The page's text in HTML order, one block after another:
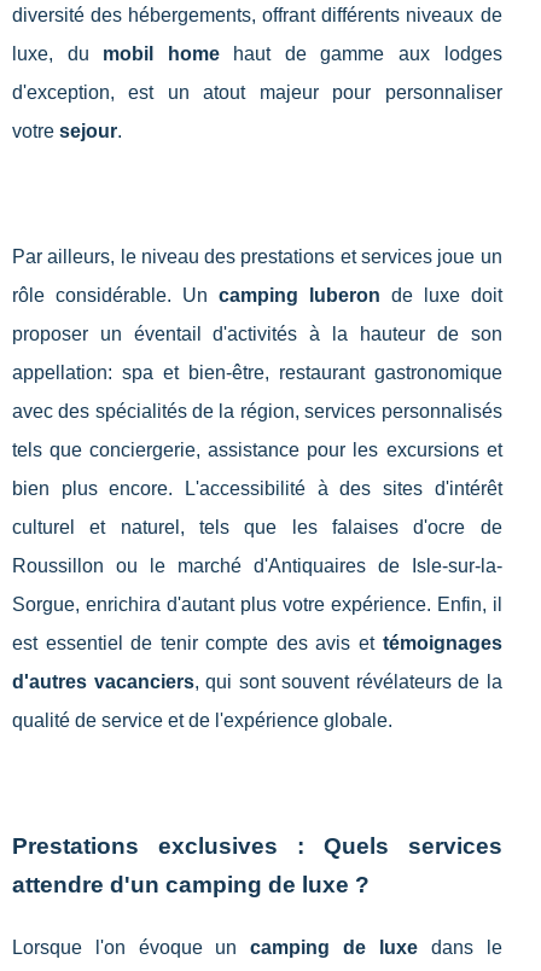
diversité des hébergements, offrant différents niveaux de
luxe, du mobil homehaut de gamme aux lodges
d'exception, est un atout majeur pour personnaliser
votre sejour.
Par ailleurs, le niveau des prestations et services joue un
rôle considérable. Un camping luberon de luxe doit
proposer un éventail d'activités à la hauteur de son
appellation: spa et bien-être, restaurant gastronomique
avec des spécialités de la région, services personnalisés
tels que conciergerie, assistance pour les excursions et
bien plus encore. L'accessibilité à des sites d'intérêt
culturel et naturel, tels que les falaises d'ocre de
Roussillon ou le marché d'Antiquaires de Isle-sur-la-
Sorgue, enrichira d'autant plus votre expérience. Enfin, il
est essentiel de tenir compte des avis et témoignages
d'autres vacanciers, qui sont souvent révélateurs de la
qualité de service et de l'expérience globale.
Prestations exclusives : Quels services
attendre d'un camping de luxe ?
Lorsque l'on évoque uncamping de luxedans le